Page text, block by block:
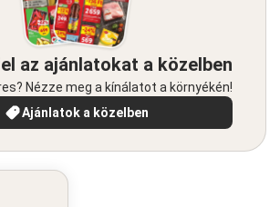
az ajánlatokat a közelben
Nézze meg a kínálatot a környékén!
Ajánlatok a közelben